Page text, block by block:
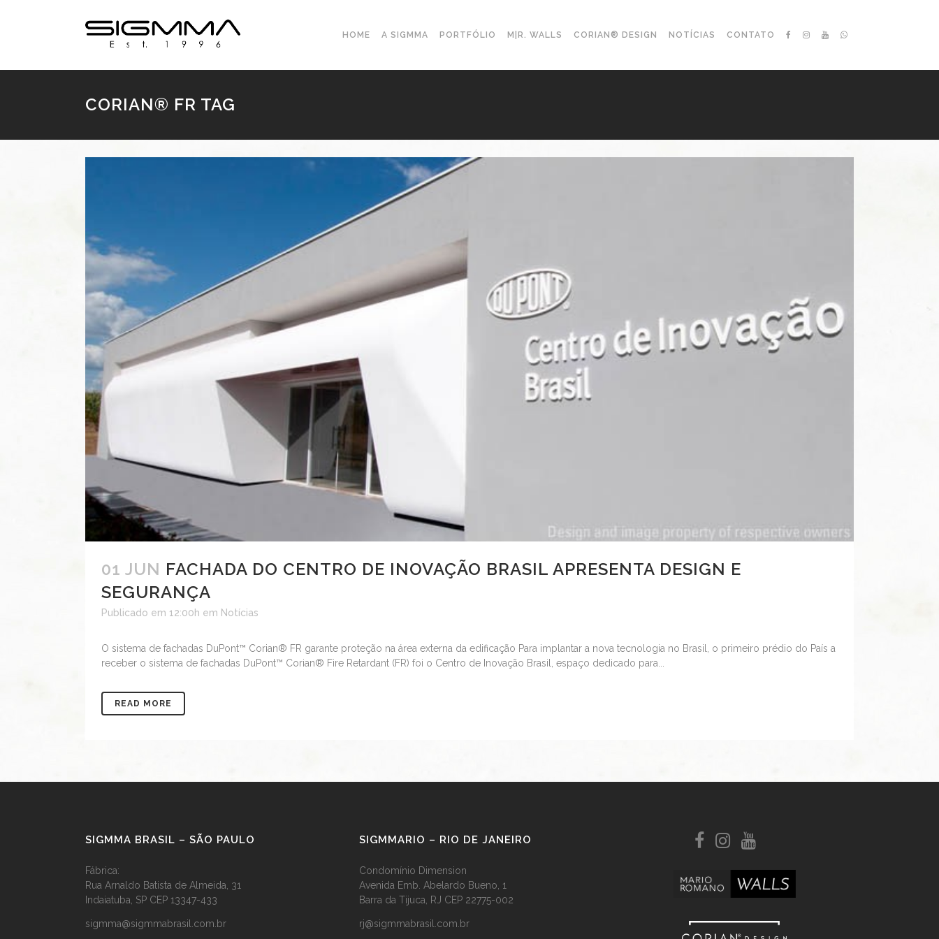
HOME A SIGMMA PORTFÓLIO M|R. WALLS CORIAN® DESIGN NOTÍCIAS CONTATO
CORIAN® FR TAG
01 JUN FACHADA DO CENTRO DE INOVAÇÃO BRASIL APRESENTA DESIGN E
SEGURANÇA
Publicado em 12:00h em Notícias
O sistema de fachadas DuPont™ Corian® FR garante proteção na área externa da edificação Para implantar a nova tecnologia no Brasil, o primeiro prédio do País a
receber o sistema de fachadas DuPont™ Corian® Fire Retardant (FR) foi o Centro de Inovação Brasil, espaço dedicado para...
READ MORE
SIGMMA BRASIL – SÃO PAULO
Fábrica:
Rua Arnaldo Batista de Almeida, 31
Indaiatuba, SP CEP 13347-433
sigmma@sigmmabrasil.com.br
SIGMMARIO – RIO DE JANEIRO
Condomínio Dimension
Avenida Emb. Abelardo Bueno, 1
Barra da Tijuca, RJ CEP 22775-002
rj@sigmmabrasil.com.br